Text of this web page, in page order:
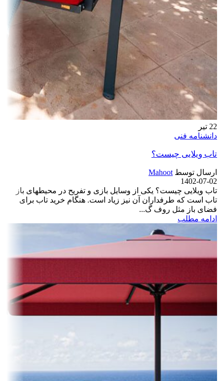
22 تیر
دانشنامه فنی
تاب ویلایی چیست؟
ارسال توسط Mahoot
1402-07-02
تاب ویلایی چیست؟ یکی از وسایل بازی و تفریح در محیط­های باز
تاب است که طرفداران آن نیز زیاد است. هنگام خرید تاب برای
فضای باز مثل روف گ...
ادامه مطلب